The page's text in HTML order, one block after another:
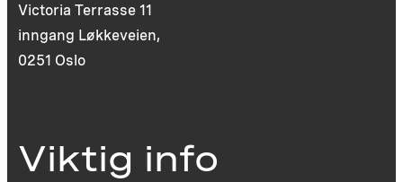
Victoria Terrasse 11
inngang Løkkeveien,
0251 Oslo
Viktig info